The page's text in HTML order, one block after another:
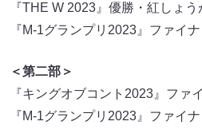
『THE W 2023』優勝・紅しょう
『M-1グランプリ2023』ファイ
＜第二部＞
『キングオブコント2023』ファ
『M-1グランプリ2023』ファイ